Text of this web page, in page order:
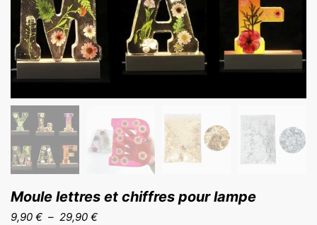
Moule lettres et chiffres pour lampe
9,90 € – 29,90 €Plage